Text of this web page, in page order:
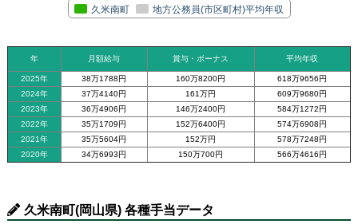
久米南町 地方公務員(市区町村)平均年収
年 月額給与 賞与・ボーナス 平均年収
2025年 38万1788円 160万8200円
618万9656円
2024年
37万4140円 161万円
609万9680円
2023年
36万4906円 146万2400円
584万1272円
2022年
35万1709円 152万6400円
574万6908円
2021年
35万5604円 152万円
578万7248円
2020年
34万6993円 150万700円 566万4616円
久米南町(岡山県) 各種手当データ